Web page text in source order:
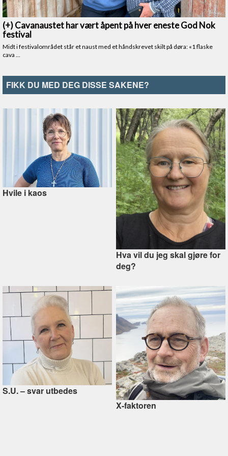
FIKK DU MED DEG DISSE SAKENE?
Hvile i kaos
Hva vil du jeg skal gjøre for
deg?
S.U. –⁠ svar utbedes
X-faktoren